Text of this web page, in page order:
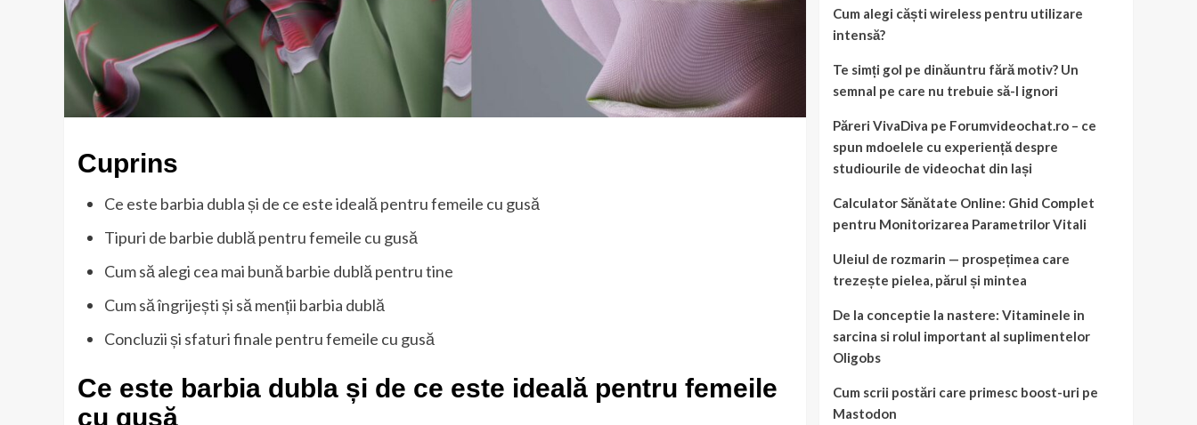
Cuprins
Ce este barbia dubla și de ce este ideală pentru femeile cu gusă
Tipuri de barbie dublă pentru femeile cu gusă
Cum să alegi cea mai bună barbie dublă pentru tine
Cum să îngrijești și să menții barbia dublă
Concluzii și sfaturi finale pentru femeile cu gusă
Ce este barbia dubla și de ce este ideală pentru femeile
cu gusă
Cum alegi căști wireless pentru utilizare
intensă?
Te simți gol pe dinăuntru fără motiv? Un
semnal pe care nu trebuie să-l ignori
Păreri VivaDiva pe Forumvideochat.ro – ce
spun mdoelele cu experiență despre
studiourile de videochat din Iași
Calculator Sănătate Online: Ghid Complet
pentru Monitorizarea Parametrilor Vitali
Uleiul de rozmarin — prospețimea care
trezește pielea, părul și mintea
De la conceptie la nastere: Vitaminele in
sarcina si rolul important al suplimentelor
Oligobs
Cum scrii postări care primesc boost-uri pe
Mastodon